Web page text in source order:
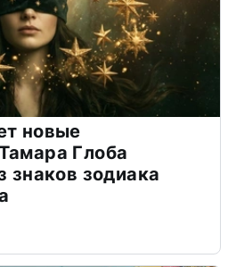
новые
Глоба
знаков зодиака